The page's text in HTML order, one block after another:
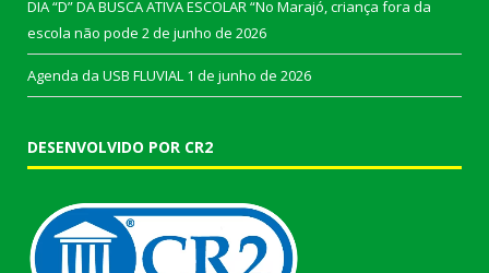
DIA “D” DA BUSCA ATIVA ESCOLAR “No Marajó, criança fora da
escola não pode 2 de junho de 2026
Agenda da USB FLUVIAL 1 de junho de 2026
DESENVOLVIDO POR CR2